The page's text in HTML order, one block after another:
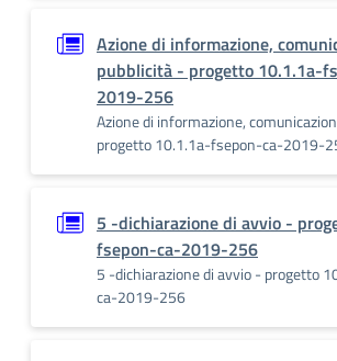
Azione di informazione,
pubblicità - progetto 10.1.1a-
2019-256
Azione di informazione,
progetto 10.1.1a-fsepon-ca-2019-
5 -dichiarazione di avvio -
fsepon-ca-2019-256
5 -dichiarazione di avvio - progetto
ca-2019-256